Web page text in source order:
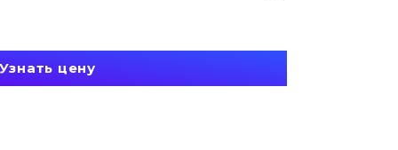
цену